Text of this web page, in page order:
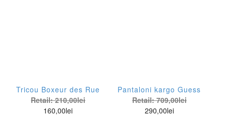
Tricou Boxeur des Rue
Retail:210,00lei
160,00lei
Pantaloni kargo Guess
Retail:709,00lei
290,00lei